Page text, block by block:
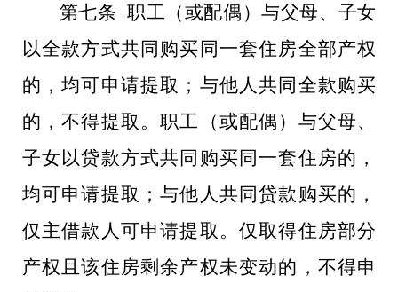
第七条 职工（或配偶）与父母、子女
以全款方式共同购买同一套住房全部产权
的，均可申请提取；与他人共同全款购买
的，不得提取。职工（或配偶）与父母、
子女以贷款方式共同购买同一套住房的，
均可申请提取；与他人共同贷款购买的，
仅主借款人可申请提取。仅取得住房部分
产权且该住房剩余产权未变动的，不得申